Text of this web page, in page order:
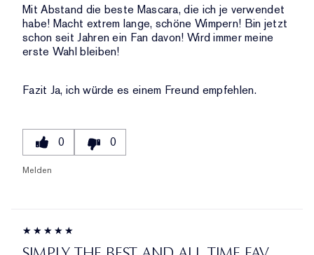
Mit Abstand die beste Mascara, die ich je verwendet
habe! Macht extrem lange, schöne Wimpern! Bin jetzt
schon seit Jahren ein Fan davon! Wird immer meine
erste Wahl bleiben!
Fazit Ja, ich würde es einem Freund empfehlen.
0 0
Melden